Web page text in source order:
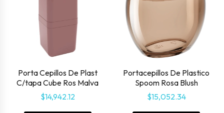
Porta Cepillos De Plast
C/tapa Cube Ros Malva
$14,942.12
Portacepillos De Plastico
Spoom Rosa Blush
$15,052.34